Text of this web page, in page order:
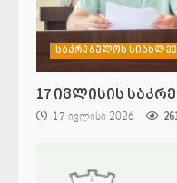
საკრებულოს
17 ივლისის
17 ივლისი 2026